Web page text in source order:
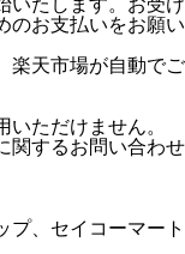
いたします。お受け
のお支払いをお願い
楽天市場が自動でご
ただけません。
関するお問い合わせ
プ、セイコーマート